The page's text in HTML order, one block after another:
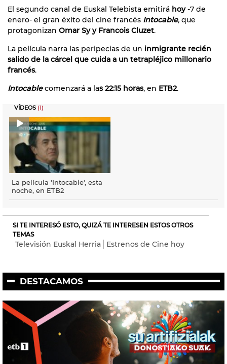
El segundo canal de Euskal Telebista emitirá hoy-7 de
enero- el gran éxito del cine francés Intocable, que
protagonizan Omar Sy y Francois Cluzet.
La película narra las peripecias de un inmigrante recién
salido de la cárcel que cuida a un tetrapléjico millonario
francés.
Intocablecomenzará a las 22:15 horas, en ETB2.
VÍDEOS (1)
La película 'Intocable', esta
noche, en ETB2
SI TE INTERESÓ ESTO, QUIZÁ TE INTERESEN ESTOS OTROS
TEMAS
Televisión Euskal Herria Estrenos de Cine hoy
DESTACAMOS